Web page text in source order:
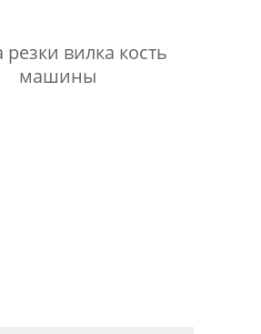
вилка кость
машины